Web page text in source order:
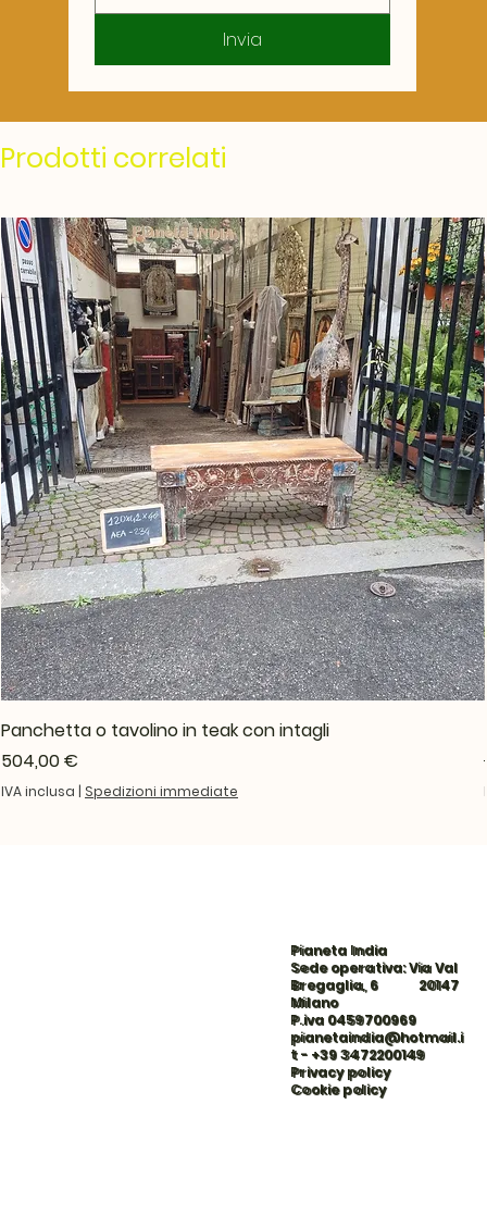
Invia
Prodotti correlati
Panchetta o tavolino in teak con intagli
Prezzo
504,00 €
IVA inclusa | Spedizioni immediate
Pianeta India
Sede operativa: Via Val
Bregaglia, 6 20147
Milano
P.iva 0459700969
pianetaindia@hotmail.i
t- +39 3472200149
Privacy policy
Cookie policy